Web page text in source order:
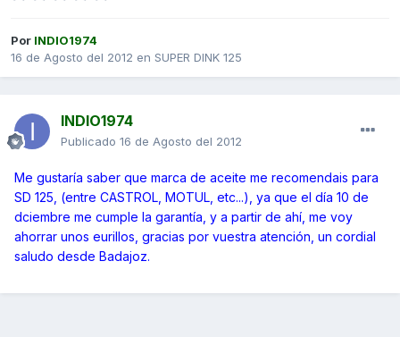
Por INDIO1974
16 de Agosto del 2012 en SUPER DINK 125
INDIO1974
Publicado 16 de Agosto del 2012
Me gustaría saber que marca de aceite me recomendais para
SD 125, (entre CASTROL, MOTUL, etc...), ya que el día 10 de
dciembre me cumple la garantía, y a partir de ahí, me voy
ahorrar unos eurillos, gracias por vuestra atención, un cordial
saludo desde Badajoz.